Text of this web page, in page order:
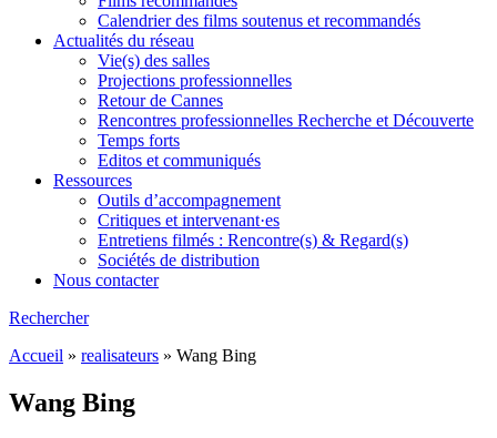
Calendrier des films soutenus et recommandés
Actualités du réseau
Vie(s) des salles
Projections professionnelles
Retour de Cannes
Rencontres professionnelles Recherche et Découverte
Temps forts
Editos et communiqués
Ressources
Outils d’accompagnement
Critiques et intervenant·es
Entretiens filmés : Rencontre(s) & Regard(s)
Sociétés de distribution
Nous contacter
Rechercher
Accueil » realisateurs » Wang Bing
Wang Bing